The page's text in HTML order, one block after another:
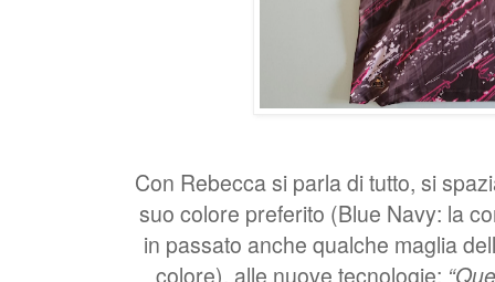
Con Rebecca si parla di tutto, si
suo colore preferito (Blue Navy: la
in passato anche qualche maglia
colore), alle nuove tecnologie: